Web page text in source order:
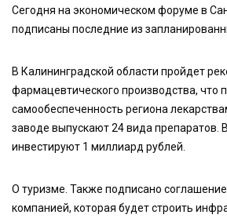
Сегодня на экономическом форуме в
подписаны последние из
В Калининградской области пройдет
фармацевтического производства, что
самообеспеченность региона
заводе выпускают 24 вида препаратов.
инвестируют 1 миллиард рублей.
О туризме. Также подписано
компанией, которая будет строить